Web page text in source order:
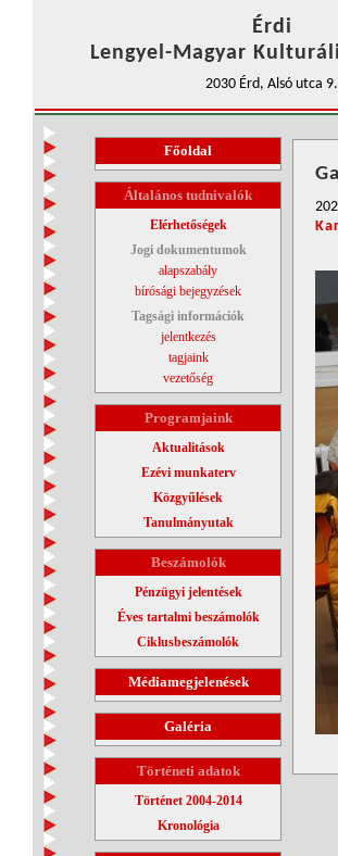
Érdi
Lengyel-Magyar
2030 Érd, Alsó utca 9.
Főoldal
Általános tudnivalók
Elérhetőségek
Jogi dokumentumok
alapszabály
bírósági bejegyzések
Tagsági információk
jelentkezés
tagjaink
vezetőség
Programjaink
Aktualitások
Ezévi munkaterv
Közgyűlések
Tanulmányutak
Beszámolók
Pénzügyi jelentések
Éves tartalmi beszámolók
Ciklusbeszámolók
Médiamegjelenések
Galéria
Történeti adatok
Történet 2004-2014
Kronológia